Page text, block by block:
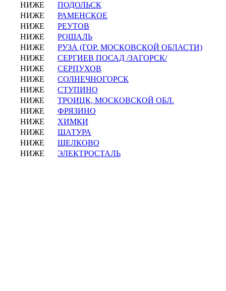
НИЖЕ
ПОДОЛЬСК
НИЖЕ
РАМЕНСКОЕ
НИЖЕ
РЕУТОВ
НИЖЕ
РОШАЛЬ
НИЖЕ
РУЗА (ГОР. МОСКОВСКОЙ ОБЛАСТИ)
НИЖЕ
СЕРГИЕВ ПОСАД /ЗАГОРСК/
НИЖЕ
СЕРПУХОВ
НИЖЕ
СОЛНЕЧНОГОРСК
НИЖЕ
СТУПИНО
НИЖЕ
ТРОИЦК, МОСКОВСКОЙ ОБЛ.
НИЖЕ
ФРЯЗИНО
НИЖЕ
ХИМКИ
НИЖЕ
ШАТУРА
НИЖЕ
ЩЕЛКОВО
НИЖЕ
ЭЛЕКТРОСТАЛЬ